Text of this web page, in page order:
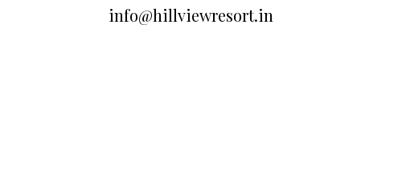
info@hillviewresort.in